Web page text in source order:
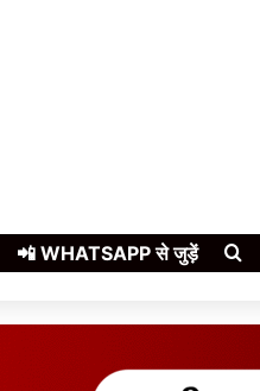
📲 WHATSAPP से जुड़ें